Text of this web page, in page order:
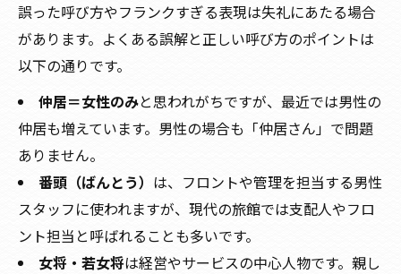
誤った呼び方やフランクすぎる表現は失礼にあたる場合
があります。よくある誤解と正しい呼び方のポイントは
以下の通りです。
仲居＝女性のみと思われがちですが、最近では男性の
仲居も増えています。男性の場合も「仲居さん」で問題
ありません。
番頭（ばんとう） は、フロントや管理を担当する男性
スタッフに使われますが、現代の旅館では支配人やフロ
ント担当と呼ばれることも多いです。
女将・若女将は経営やサービスの中心人物です。親し